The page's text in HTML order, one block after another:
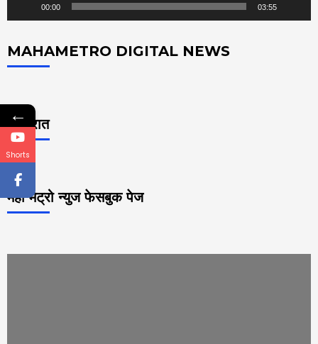
00:00 03:55
MAHAMETRO DIGITAL NEWS
जाहिरात
महा मेट्रो न्युज फेसबुक पेज
←
Shorts